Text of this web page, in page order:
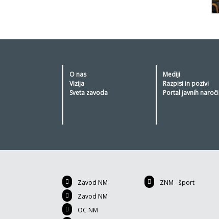
O nas
Vizija
Sveta zavoda
Mediji
Razpisi in pozivi
Portal javnih
Zavod NM
Zavod NM
ZNM - šport
OC NM